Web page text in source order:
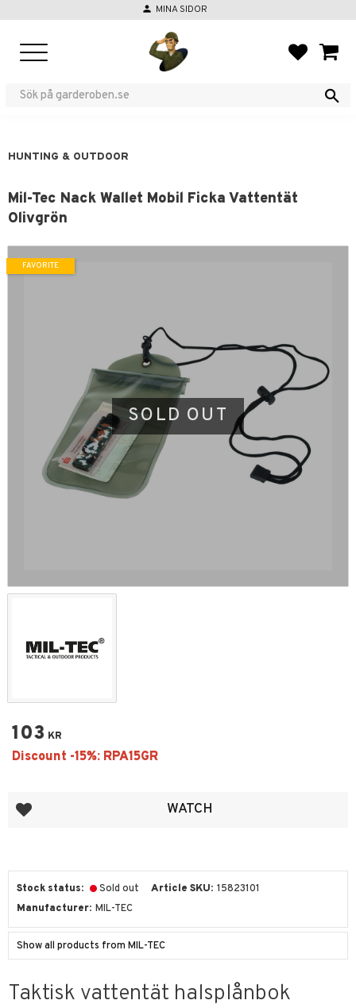
person MINA SIDOR
HUNTING & OUTDOOR
Mil-Tec Nack Wallet Mobil Ficka Vattentät
Olivgrön
SOLD OUT
FAVORITE
103 KR
Add to favorites WATCH
Stock status Sold out Article SKU 15823101
Manufacturer MIL-TEC
Show all products from MIL-TEC
Taktisk vattentät halsplånbok